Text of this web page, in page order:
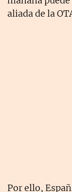
aliada de la
Por ello,